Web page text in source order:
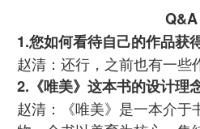
Q&A
1.您如何看待自己的作品获
赵清：还行，之前也有一些
2.《唯美》这本书的设计理
赵清：《唯美》是一本介于